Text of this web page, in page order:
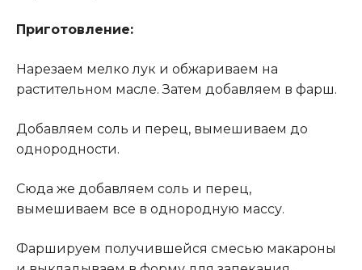
Приготовление:
Нарезаем мелко лук и обжариваем на
растительном масле. Затем добавляем в фарш.
Добавляем соль и перец, вымешиваем до
однородности.
Сюда же добавляем соль и перец,
вымешиваем все в однородную массу.
Фаршируем получившейся смесью макароны